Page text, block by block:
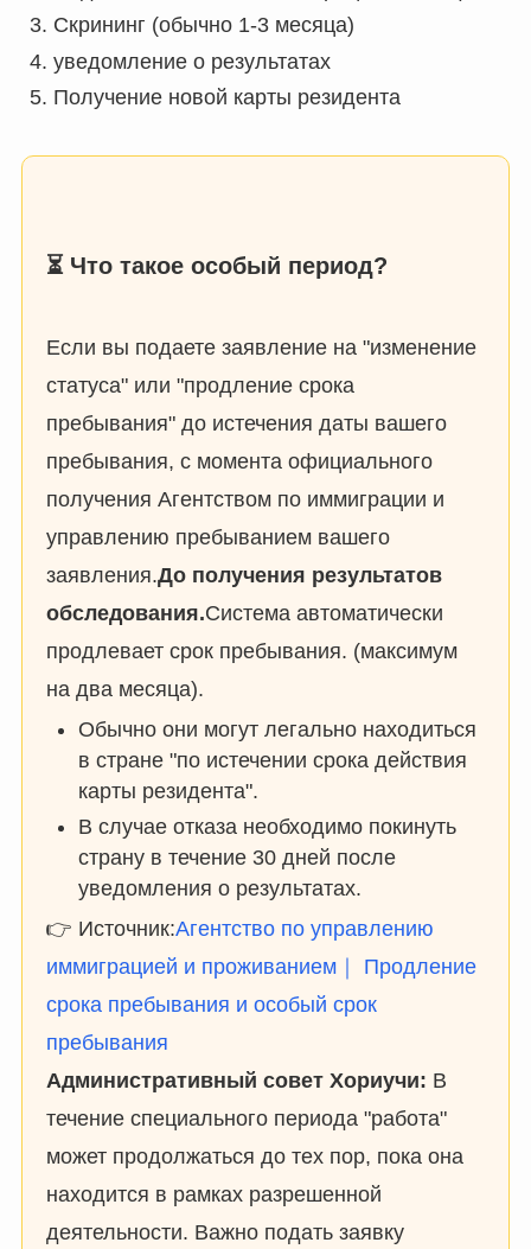
Скрининг (обычно 1-3 месяца)
уведомление о результатах
Получение новой карты резидента
⏳ Что такое особый период?
Если вы подаете заявление на "изменение
статуса" или "продление срока
пребывания" до истечения даты вашего
пребывания, с момента официального
получения Агентством по иммиграции и
управлению пребыванием вашего
заявления.До получения результатов
обследования.Система автоматически
продлевает срок пребывания. (максимум
на два месяца).
Обычно они могут легально находиться
в стране "по истечении срока действия
карты резидента".
В случае отказа необходимо покинуть
страну в течение 30 дней после
уведомления о результатах.
👉 Источник:Агентство по управлению
иммиграцией и проживанием｜ Продление
срока пребывания и особый срок
пребывания
Административный совет Хориучи: В
течение специального периода "работа"
может продолжаться до тех пор, пока она
находится в рамках разрешенной
деятельности. Важно подать заявку